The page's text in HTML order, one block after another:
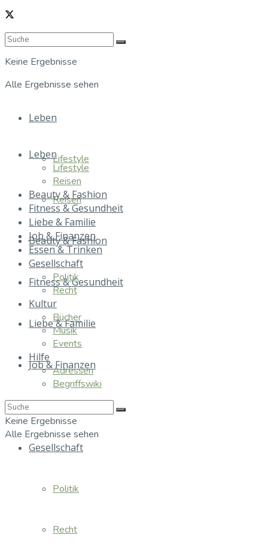
Keine Ergebnisse
Alle Ergebnisse sehen
Leben
Lifestyle
Reisen
Beauty & Fashion
Fitness & Gesundheit
Liebe & Familie
Job & Finanzen
Gesellschaft
Politik
Recht
Leben
Lifestyle
Reisen
Beauty & Fashion
Fitness & Gesundheit
Liebe & Familie
Job & Finanzen
Essen & Trinken
Gesellschaft
Politik
Recht
Kultur
Bücher
Musik
Events
Hilfe
Adressen
Begriffswiki
Keine Ergebnisse
Alle Ergebnisse sehen